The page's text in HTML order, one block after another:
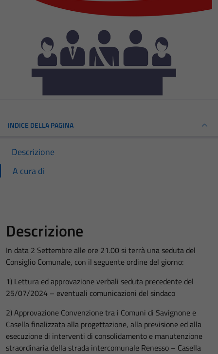
INDICE DELLA PAGINA
Descrizione
A cura di
Descrizione
In data 2 Settembre alle ore 21.00 si terrà una seduta del
Consiglio Comunale, con il seguente ordine del giorno:
1) Lettura ed approvazione verbali seduta precedente del
25/07/2024 – eventuali comunicazioni del sindaco
2) Approvazione Convenzione tra i Comuni di Savignone e
Casella finalizzata alla progettazione, alla previsione ed alla
esecuzione di interventi di consolidamento e manutenzione
straordinaria della strada intercomunale Renesso – Casella